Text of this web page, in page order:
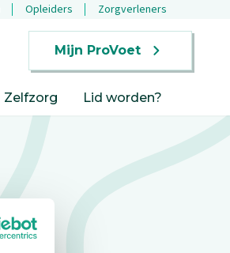
Opleiders Zorgverleners
Mijn ProVoet
Zelfzorg Lid worden?